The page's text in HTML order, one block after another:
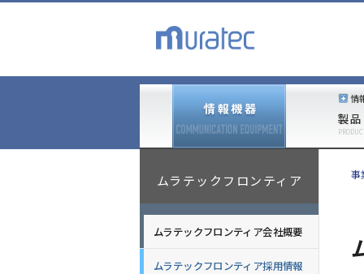
製
情
ムラテックフロンティア
ムラテックフロンティア会社概要
ムラテックフロンティア採用情報
事